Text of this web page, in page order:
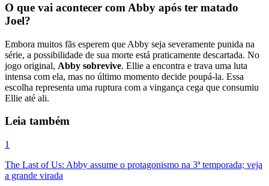
O que vai acontecer com Abby após ter matado
Joel?
Embora muitos fãs esperem que Abby seja severamente punida na
série, a possibilidade de sua morte está praticamente descartada. No
jogo original, Abby sobrevive. Ellie a encontra e trava uma luta
intensa com ela, mas no último momento decide poupá-la. Essa
escolha representa uma ruptura com a vingança cega que consumiu
Ellie até ali.
Leia também
1
The Last of Us: Abby assume o protagonismo na 3ª temporada; veja
a grande virada